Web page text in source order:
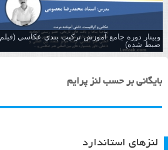
وبینار دوره جامع آموزش تركيب بندي عكاسي (فیلم
ضبط شده)
بایگانی بر حسب لنز پرایم
لنزهای استاندارد